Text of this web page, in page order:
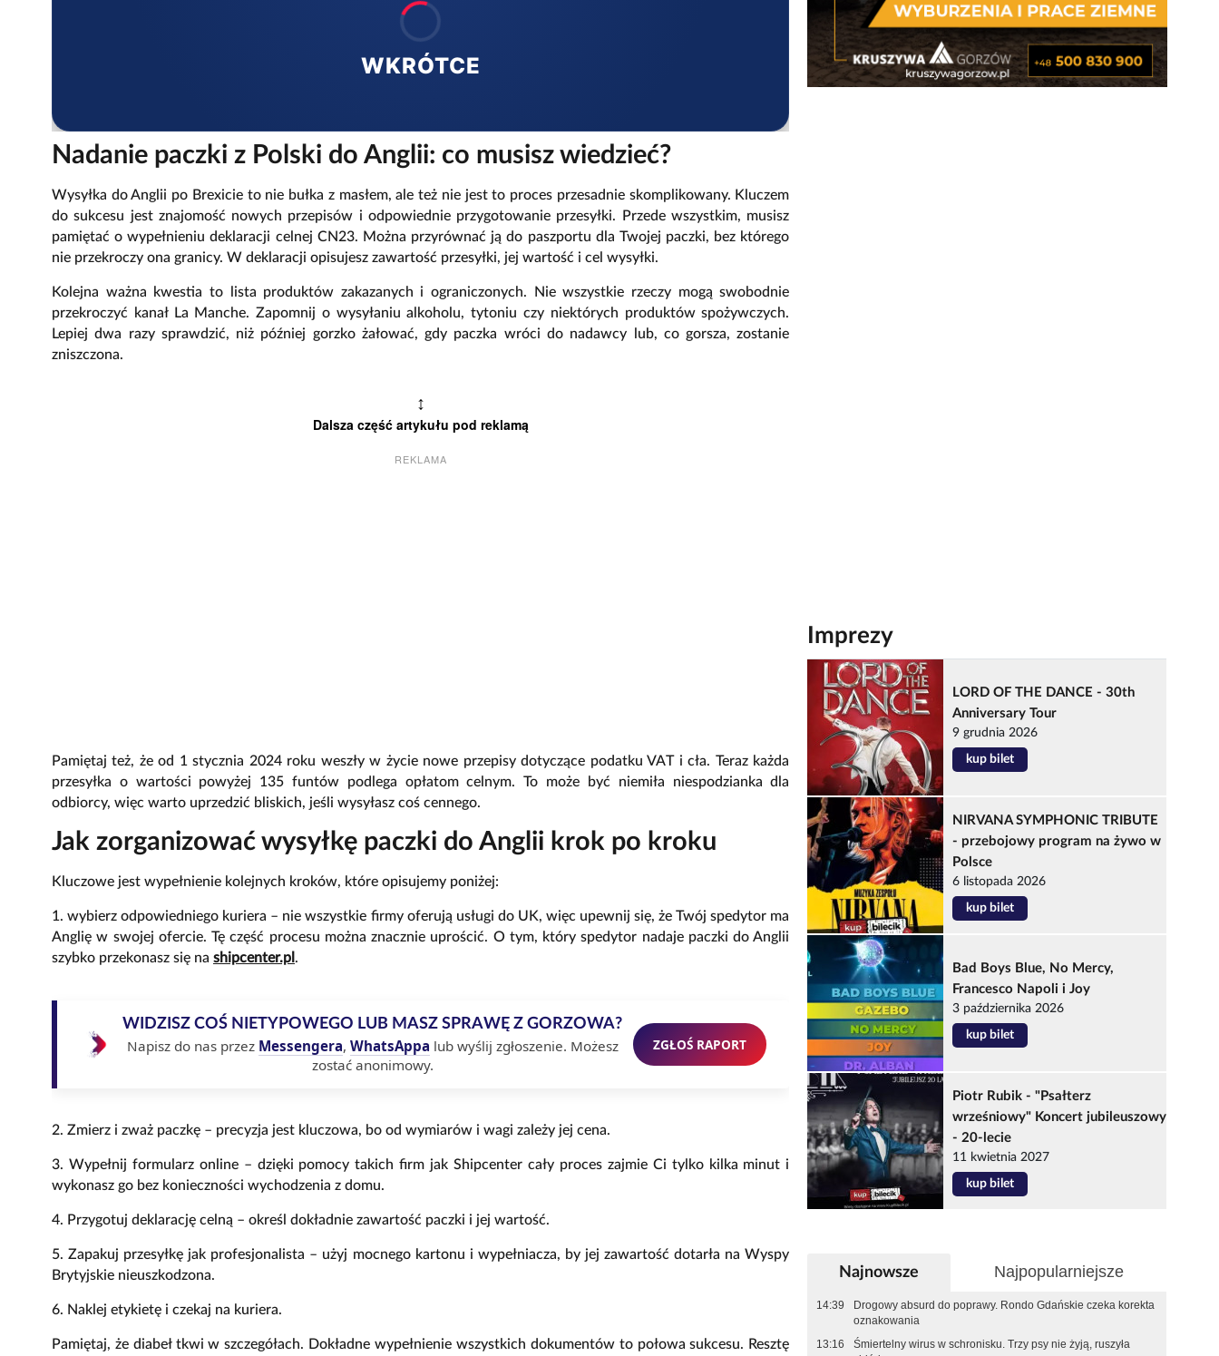
WKRÓTCE
Nadanie paczki z Polski do Anglii: co musisz wiedzieć?
Wysyłka do Anglii po Brexicie to nie bułka z masłem, ale też nie jest to proces przesadnie skomplikowany. Kluczem
do sukcesu jest znajomość nowych przepisów i odpowiednie przygotowanie przesyłki. Przede wszystkim, musisz
pamiętać o wypełnieniu deklaracji celnej CN23. Można przyrównać ją do paszportu dla Twojej paczki, bez którego
nie przekroczy ona granicy. W deklaracji opisujesz zawartość przesyłki, jej wartość i cel wysyłki.
Kolejna ważna kwestia to lista produktów zakazanych i ograniczonych. Nie wszystkie rzeczy mogą swobodnie
przekroczyć kanał La Manche. Zapomnij o wysyłaniu alkoholu, tytoniu czy niektórych produktów spożywczych.
Lepiej dwa razy sprawdzić, niż później gorzko żałować, gdy paczka wróci do nadawcy lub, co gorsza, zostanie
zniszczona.
↕
Dalsza część artykułu pod reklamą
REKLAMA
Pamiętaj też, że od 1 stycznia 2024 roku weszły w życie nowe przepisy dotyczące podatku VAT i cła. Teraz każda
przesyłka o wartości powyżej 135 funtów podlega opłatom celnym. To może być niemiła niespodzianka dla
odbiorcy, więc warto uprzedzić bliskich, jeśli wysyłasz coś cennego.
Jak zorganizować wysyłkę paczki do Anglii krok po kroku
Kluczowe jest wypełnienie kolejnych kroków, które opisujemy poniżej:
1. wybierz odpowiedniego kuriera – nie wszystkie firmy oferują usługi do UK, więc upewnij się, że Twój spedytor ma
Anglię w swojej ofercie. Tę część procesu można znacznie uprościć. O tym, który spedytor nadaje paczki do Anglii
szybko przekonasz się na shipcenter.pl .
WIDZISZ COŚ NIETYPOWEGO LUB MASZ SPRAWĘ Z GORZOWA?
Napisz do nas przez Messengera, WhatsAppa lub wyślij zgłoszenie. Możesz
zostać anonimowy.
ZGŁOŚ RAPORT
2. Zmierz i zważ paczkę – precyzja jest kluczowa, bo od wymiarów i wagi zależy jej cena.
3. Wypełnij formularz online – dzięki pomocy takich firm jak Shipcenter cały proces zajmie Ci tylko kilka minut i
wykonasz go bez konieczności wychodzenia z domu.
4. Przygotuj deklarację celną – określ dokładnie zawartość paczki i jej wartość.
5. Zapakuj przesyłkę jak profesjonalista – użyj mocnego kartonu i wypełniacza, by jej zawartość dotarła na Wyspy
Brytyjskie nieuszkodzona.
6. Naklej etykietę i czekaj na kuriera.
Pamiętaj, że diabeł tkwi w szczegółach. Dokładne wypełnienie wszystkich dokumentów to połowa sukcesu. Resztę
Imprezy
LORD OF THE DANCE - 30th
Anniversary Tour
9 grudnia 2026
kup bilet
NIRVANA SYMPHONIC TRIBUTE
- przebojowy program na żywo w
Polsce
6 listopada 2026
kup bilet
Bad Boys Blue, No Mercy,
Francesco Napoli i Joy
3 października 2026
kup bilet
Piotr Rubik - "Psałterz
wrześniowy" Koncert jubileuszowy
- 20-lecie
11 kwietnia 2027
kup bilet
Najnowsze Najpopularniejsze
14:39
Drogowy absurd do poprawy. Rondo Gdańskie czeka korekta
oznakowania
13:16
Śmiertelny wirus w schronisku. Trzy psy nie żyją, ruszyła